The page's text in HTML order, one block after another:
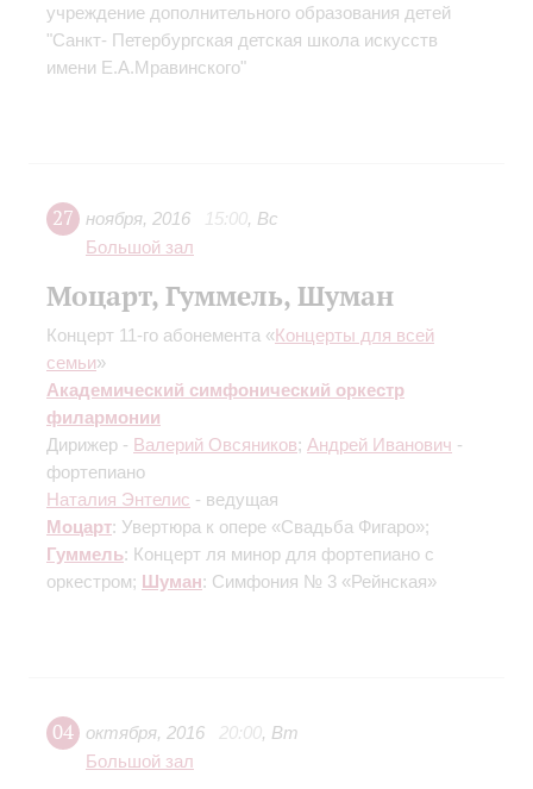
учреждение дополнительного образования детей
"Санкт- Петербургская детская школа искусств
имени Е.А.Мравинского"
27 ноября, 2016 15:00, Вс
Большой зал
Моцарт, Гуммель, Шуман
Концерт 11-го абонемента «Концерты для всей
семьи»
Академический симфонический оркестр
филармонии
Дирижер - Валерий Овсяников; Андрей Иванович -
фортепиано
Наталия Энтелис - ведущая
Моцарт: Увертюра к опере «Свадьба Фигаро»;
Гуммель: Концерт ля минор для фортепиано с
оркестром; Шуман: Симфония № 3 «Рейнская»
04 октября, 2016 20:00, Вт
Большой зал